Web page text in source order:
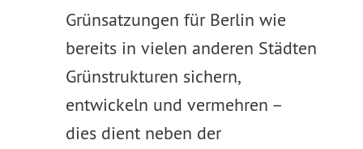
Grünsatzungen für Berlin wie
bereits in vielen anderen Städten
Grünstrukturen sichern,
entwickeln und vermehren –
dies dient neben der